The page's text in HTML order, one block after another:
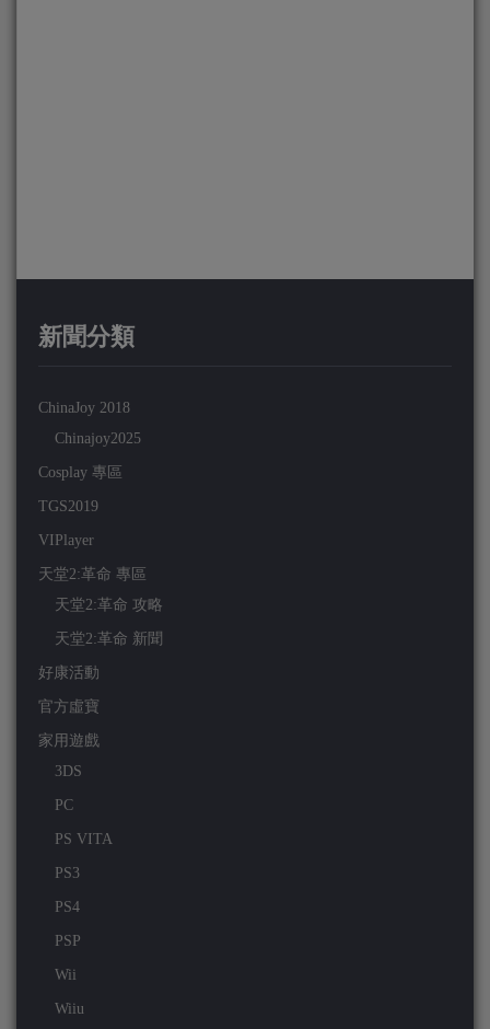
新聞分類
ChinaJoy 2018
Chinajoy2025
Cosplay 專區
TGS2019
VIPlayer
天堂2:革命 專區
天堂2:革命 攻略
天堂2:革命 新聞
好康活動
官方虛寶
家用遊戲
3DS
PC
PS VITA
PS3
PS4
PSP
Wii
Wiiu